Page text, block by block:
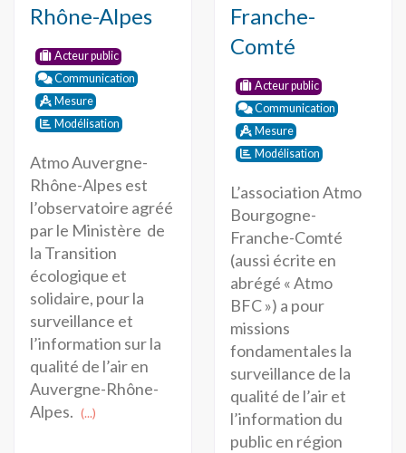
Rhône-Alpes
Acteur public
Communication
Mesure
Modélisation
Atmo Auvergne-
Rhône-Alpes est
l’observatoire agréé
par le Ministère de
la Transition
écologique et
solidaire, pour la
surveillance et
l’information sur la
qualité de l’air en
Auvergne-Rhône-
Alpes. (...)
Franche-
Comté
Acteur public
Communication
Mesure
Modélisation
L’association Atmo
Bourgogne-
Franche-Comté
(aussi écrite en
abrégé « Atmo
BFC ») a pour
missions
fondamentales la
surveillance de la
qualité de l’air et
l’information du
public en région